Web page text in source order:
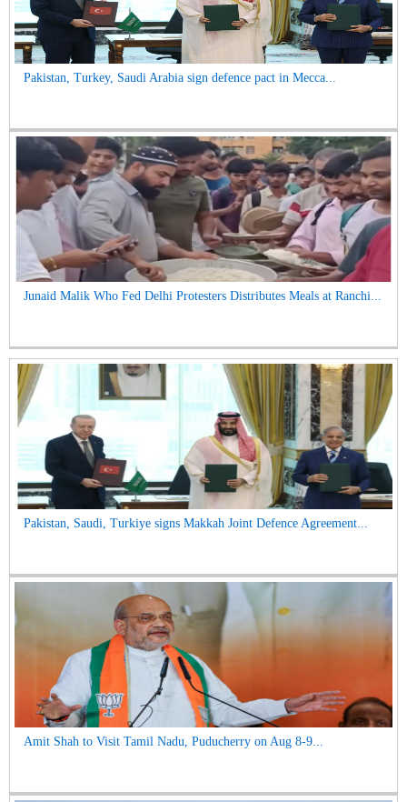
Pakistan, Turkey, Saudi Arabia sign defence pact in Mecca...
Junaid Malik Who Fed Delhi Protesters Distributes Meals at Ranchi...
Pakistan, Saudi, Turkiye signs Makkah Joint Defence Agreement...
Amit Shah to Visit Tamil Nadu, Puducherry on Aug 8-9...